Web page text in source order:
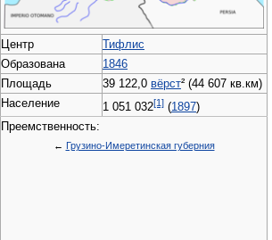
Центр
Тифлис
Образована
1846
Площадь
39 122,0 вёрст² (44 607 кв.км)
Население
1 051 032[1] (1897)
Преемственность:
← Грузино-Имеретинская губерния